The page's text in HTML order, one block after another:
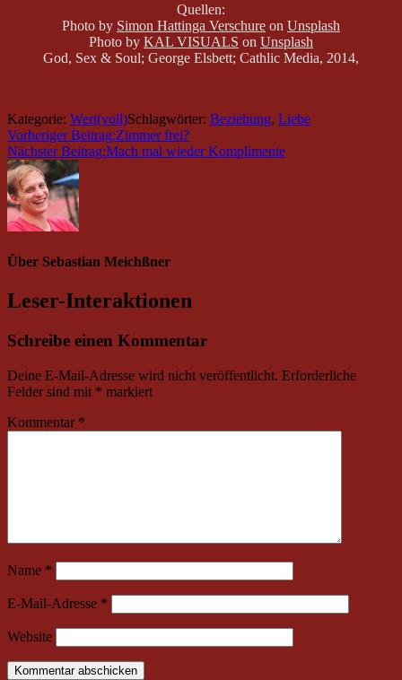
Quellen:
Photo by Simon Hattinga Verschure on Unsplash
Photo by KAL VISUALS on Unsplash
God, Sex & Soul; George Elsbett; Cathlic Media, 2014,
Kategorie: Wert(voll)Schlagwörter: Beziehung, Liebe
Vorheriger Beitrag:Zimmer frei?
Nächster Beitrag:Mach mal wieder Komplimente
Über Sebastian Meichßner
Leser-Interaktionen
Schreibe einen Kommentar
Deine E-Mail-Adresse wird nicht veröffentlicht. Erforderliche
Felder sind mit * markiert
Kommentar *
Name *
E-Mail-Adresse *
Website